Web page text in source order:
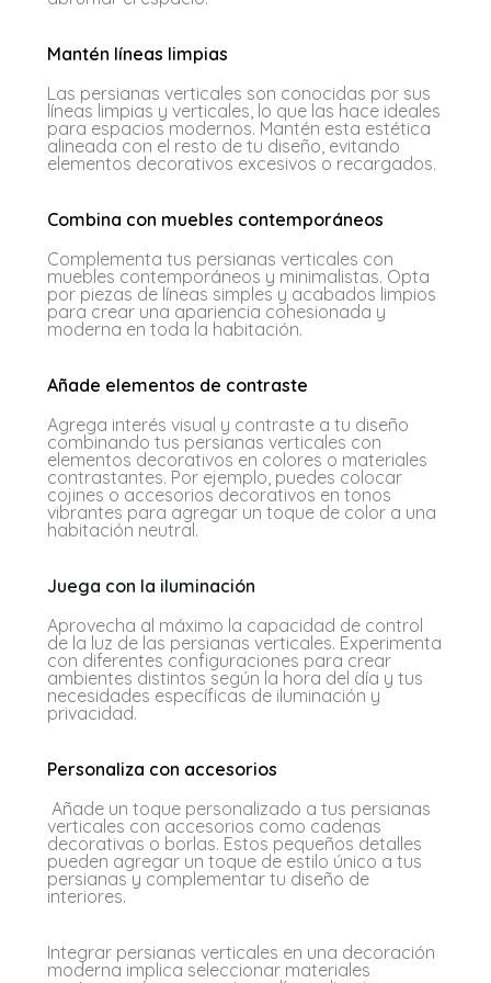
Mantén líneas limpias
Las persianas verticales son conocidas por sus
líneas limpias y verticales, lo que las hace ideales
para espacios modernos. Mantén esta estética
alineada con el resto de tu diseño, evitando
elementos decorativos excesivos o recargados.
Combina con muebles contemporáneos
Complementa tus persianas verticales con
muebles contemporáneos y minimalistas. Opta
por piezas de líneas simples y acabados limpios
para crear una apariencia cohesionada y
moderna en toda la habitación.
Añade elementos de contraste
Agrega interés visual y contraste a tu diseño
combinando tus persianas verticales con
elementos decorativos en colores o materiales
contrastantes. Por ejemplo, puedes colocar
cojines o accesorios decorativos en tonos
vibrantes para agregar un toque de color a una
habitación neutral.
Juega con la iluminación
Aprovecha al máximo la capacidad de control
de la luz de las persianas verticales. Experimenta
con diferentes configuraciones para crear
ambientes distintos según la hora del día y tus
necesidades específicas de iluminación y
privacidad.
Personaliza con accesorios
Añade un toque personalizado a tus persianas
verticales con accesorios como cadenas
decorativas o borlas. Estos pequeños detalles
pueden agregar un toque de estilo único a tus
persianas y complementar tu diseño de
interiores.
Integrar persianas verticales en una decoración
moderna implica seleccionar materiales